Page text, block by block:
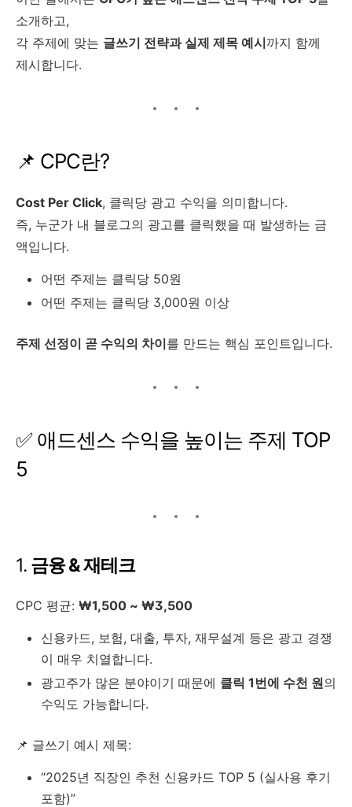
소개하고,
각 주제에 맞는 글쓰기 전략과 실제 제목 예시까지 함께
제시합니다.
📌 CPC란?
Cost Per Click, 클릭당 광고 수익을 의미합니다.
즉, 누군가 내 블로그의 광고를 클릭했을 때 발생하는 금
액입니다.
어떤 주제는 클릭당 50원
어떤 주제는 클릭당 3,000원 이상
주제 선정이 곧 수익의 차이를 만드는 핵심 포인트입니다.
✅ 애드센스 수익을 높이는 주제 TOP
5
1. 금융 & 재테크
CPC 평균: ₩1,500 ~ ₩3,500
신용카드, 보험, 대출, 투자, 재무설계 등은 광고 경쟁
이 매우 치열합니다.
광고주가 많은 분야이기 때문에 클릭 1번에 수천 원의
수익도 가능합니다.
📌 글쓰기 예시 제목:
“2025년 직장인 추천 신용카드 TOP 5 (실사용 후기
포함)”